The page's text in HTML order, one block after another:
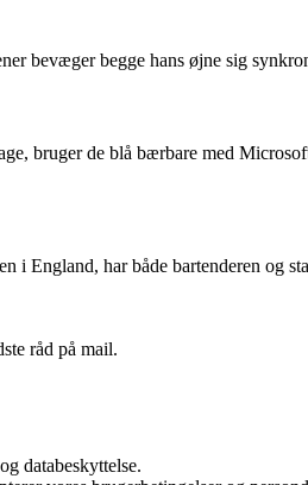
bevæger begge hans øjne sig
bruger de blå bærbare med
i England, har både bartenderen og
råd på mail.
databeskyttelse.